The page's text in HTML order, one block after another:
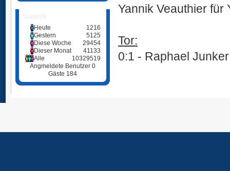
Heute
1216
Gestern
5125
Diese Woche
29454
Dieser Monat
41133
Alle
10329519
Angmeldete Benutzer 0
Gäste 184
Yannik Veauthier für
Tor:
0:1 - Raphael